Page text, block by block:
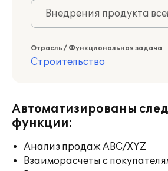
Внедрения продукта
Отрасль / Функциональная задача
Строительство
Автоматизированы
функции:
Анализ продаж ABC/XYZ
Взаиморасчеты с